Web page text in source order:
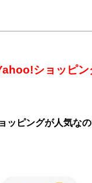
ショッピン
ッピングが人気な